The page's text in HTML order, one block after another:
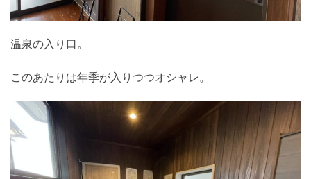
温泉の入り口。
このあたりは年季が入りつつオシャレ。